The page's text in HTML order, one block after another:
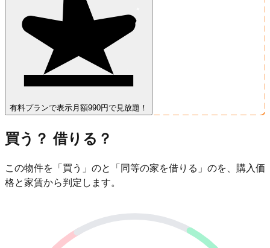
有料プランで表示 月額990円で見放題！
買う？ 借りる？
この物件を「買う」のと「同等の家を借りる」のを、購入価
格と家賃から判定します。